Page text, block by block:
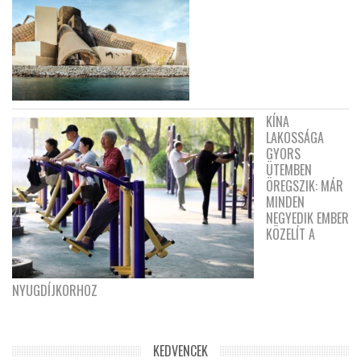
KÍNA
LAKOSSÁGA
GYORS
ÜTEMBEN
ÖREGSZIK: MÁR
MINDEN
NEGYEDIK EMBER
KÖZELÍT A
NYUGDÍJKORHOZ
KEDVENCEK